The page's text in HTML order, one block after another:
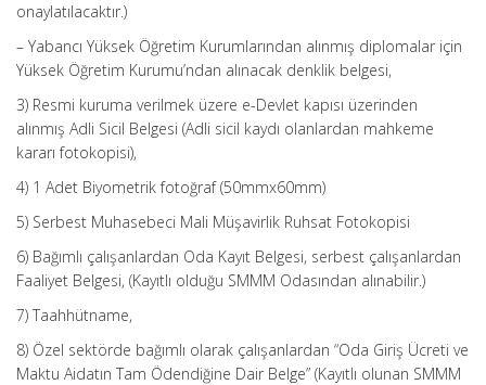
onaylatılacaktır.)
– Yabancı Yüksek Öğretim Kurumlarından alınmış diplomalar için
Yüksek Öğretim Kurumu’ndan alınacak denklik belgesi,
3) Resmi kuruma verilmek üzere e-Devlet kapısı üzerinden
alınmış Adli Sicil Belgesi (Adli sicil kaydı olanlardan mahkeme
kararı fotokopisi),
4) 1 Adet Biyometrik fotoğraf (50mmx60mm)
5) Serbest Muhasebeci Mali Müşavirlik Ruhsat Fotokopisi
6) Bağımlı çalışanlardan Oda Kayıt Belgesi, serbest çalışanlardan
Faaliyet Belgesi, (Kayıtlı olduğu SMMM Odasından alınabilir.)
7) Taahhütname,
8) Özel sektörde bağımlı olarak çalışanlardan “Oda Giriş Ücreti ve
Maktu Aidatın Tam Ödendiğine Dair Belge” (Kayıtlı olunan SMMM